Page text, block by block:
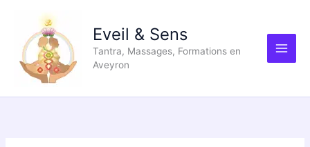
contenu
Eveil & Sens
Tantra, Massages, Formations en
Aveyron